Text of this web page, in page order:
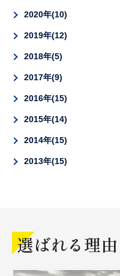
2020年 10
2019年 12
2018年 5
2017年 9
2016年 15
2015年 14
2014年 15
2013年 15
選ばれる理由